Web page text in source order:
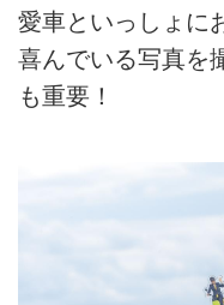
愛車といっしょに
喜んでいる写真を
も重要！